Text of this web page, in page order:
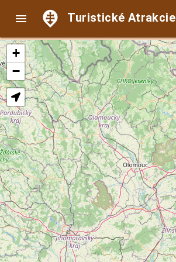
 Turistické Atrakcie
+
−